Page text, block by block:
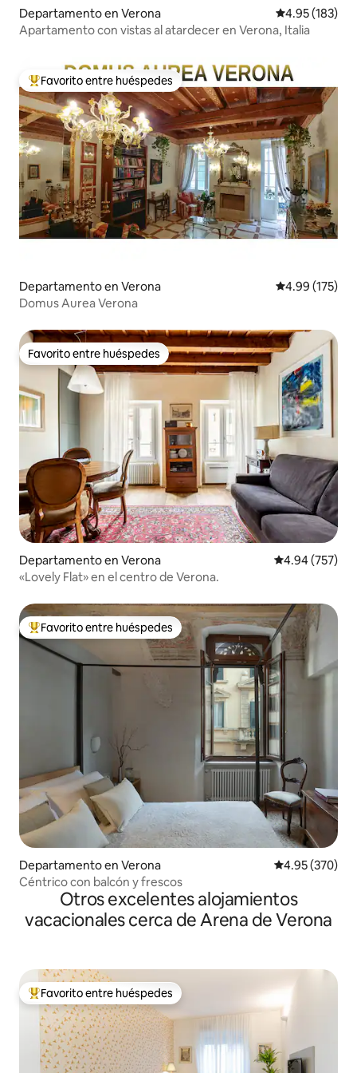
Departamento en Verona Calificación
4.95 (183)
Apartamento con vistas al atardecer en Verona, Italia
De los mejores en Favorito entre huéspedes
Favorito entre huéspedes
Departamento en Verona Calificación
4.99 (175)
Domus Aurea Verona
Favorito entre huéspedes
Favorito entre huéspedes
Departamento en Verona Calificación
4.94 (757)
«Lovely Flat» en el centro de Verona.
De los mejores en Favorito entre huéspedes
Favorito entre huéspedes
Departamento en Verona Calificación
4.95 (370)
Céntrico con balcón y frescos
Otros excelentes alojamientos
vacacionales cerca de Arena de Verona
De los mejores en Favorito entre huéspedes
Favorito entre huéspedes